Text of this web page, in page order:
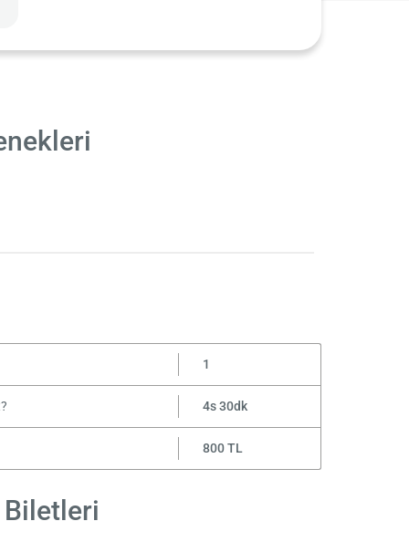
1
4s 30dk
800 TL
Biletleri